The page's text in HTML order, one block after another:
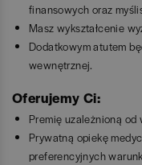
finansowych oraz
Masz wykształcenie
Dodatkowym atutem
wewnętrznej.
Oferujemy Ci:
Premię uzależnioną
Prywatną opiekę
preferencyjnych